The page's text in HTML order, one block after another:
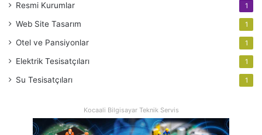
Resmi Kurumlar 1
Web Site Tasarım 1
Otel ve Pansiyonlar 1
Elektrik Tesisatçıları 1
Su Tesisatçıları 1
Kocaali Bilgisayar Teknik Servis